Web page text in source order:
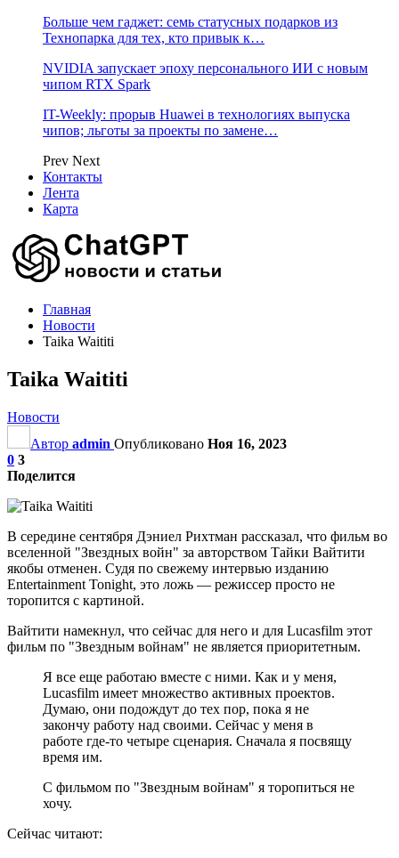
Больше чем гаджет: семь статусных подарков из
Технопарка для тех, кто привык к…
NVIDIA запускает эпоху персонального ИИ с новым
чипом RTX Spark
IT-Weekly: прорыв Huawei в технологиях выпуска
чипов; льготы за проекты по замене…
Prev Next
Контакты
Лента
Карта
Главная
Новости
Taika Waititi
Taika Waititi
Новости
Автор admin Опубликовано Ноя 16, 2023
0 3
Поделится
В середине сентября Дэниел Рихтман рассказал, что фильм во
вселенной "Звездных войн" за авторством Тайки Вайтити
якобы отменен. Судя по свежему интервью изданию
Entertainment Tonight, это ложь — режиссер просто не
торопится с картиной.
Вайтити намекнул, что сейчас для него и для Lucasfilm этот
фильм по "Звездным войнам" не является приоритетным.
Я все еще работаю вместе с ними. Как и у меня,
Lucasfilm имеет множество активных проектов.
Думаю, они подождут до тех пор, пока я не
закончу работу над своими. Сейчас у меня в
работе где-то четыре сценария. Сначала я посвящу
время им.
С фильмом по "Звездным войнам" я торопиться не
хочу.
Сейчас читают: